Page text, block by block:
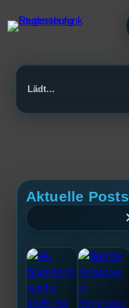
Lädt…
Aktuelle Posts